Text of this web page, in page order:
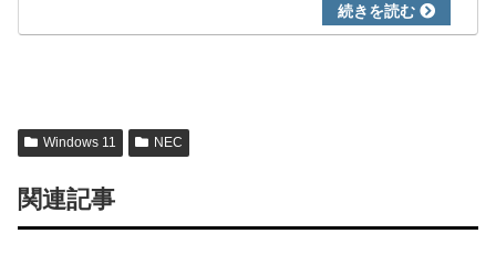
Windows 11 NEC
関連記事